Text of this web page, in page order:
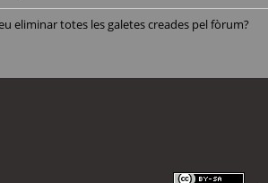
eliminar totes les galetes creades pel fòrum?